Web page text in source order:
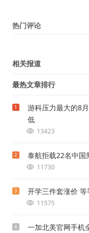
热门评论
相关报道
最热文章排行
1
游科压力最大的8
低
13423
2 泰航拒载22名中国
11730
3 开学三件套涨价
11575
4 一加北美官网手机